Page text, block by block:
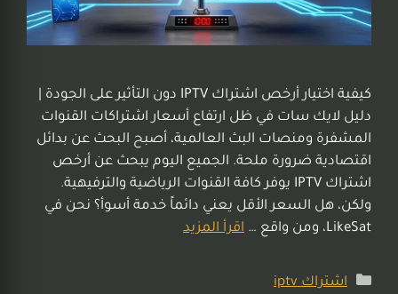
كيفية اختيار أرخص اشتراك IPTV دون التأثير على الجودة |
دليل لايك سات في ظل ارتفاع أسعار اشتراكات القنوات
المشفرة ومنصات البث العالمية، أصبح البحث عن بدائل
اقتصادية ضرورة ملحة. الجميع اليوم يبحث عن أرخص
اشتراك IPTV يوفر كافة القنوات الرياضية والترفيهية.
ولكن، هل السعر الأقل يعني دائماً خدمة أسوأ؟ نحن في
LikeSat، ومن واقع …
اقرأ المزيد
اشتراك iptv